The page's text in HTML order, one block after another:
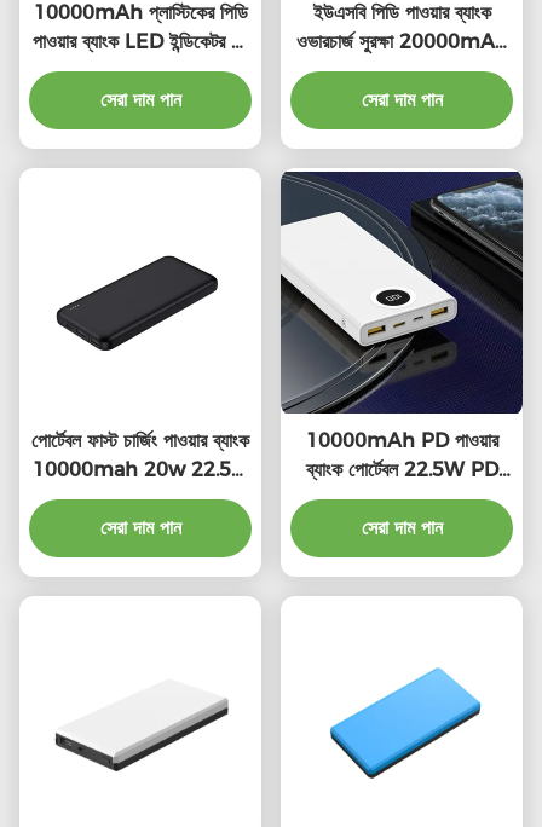
10000mAh প্লাস্টিকের পিডি
পাওয়ার ব্যাংক LED ইন্ডিকেটর সহ
ইউনিভার্সাল ফাস্ট চার্জ
সেরা দাম পান
ইউএসবি পিডি পাওয়ার ব্যাংক
ওভারচার্জ সুরক্ষা 20000mAh
স্মার্টফোন পাওয়ার ব্যাংক
সেরা দাম পান
পোর্টেবল ফাস্ট চার্জিং পাওয়ার ব্যাংক
10000mah 20w 22.5w
কমপ্যাক্ট ডিভাইস
সেরা দাম পান
10000mAh PD পাওয়ার
ব্যাংক পোর্টেবল 22.5W PD
ব্যাটারি প্যাক প্রচার উপহার
সেরা দাম পান